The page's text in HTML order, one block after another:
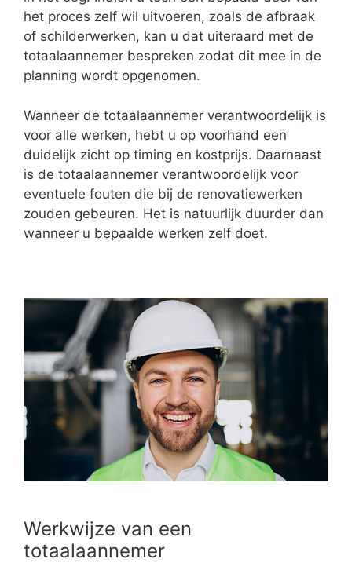
het proces zelf wil uitvoeren, zoals de afbraak
of schilderwerken, kan u dat uiteraard met de
totaalaannemer bespreken zodat dit mee in de
planning wordt opgenomen.
Wanneer de totaalaannemer verantwoordelijk is
voor alle werken, hebt u op voorhand een
duidelijk zicht op timing en kostprijs. Daarnaast
is de totaalaannemer verantwoordelijk voor
eventuele fouten die bij de renovatiewerken
zouden gebeuren. Het is natuurlijk duurder dan
wanneer u bepaalde werken zelf doet.
Werkwijze van een
totaalaannemer